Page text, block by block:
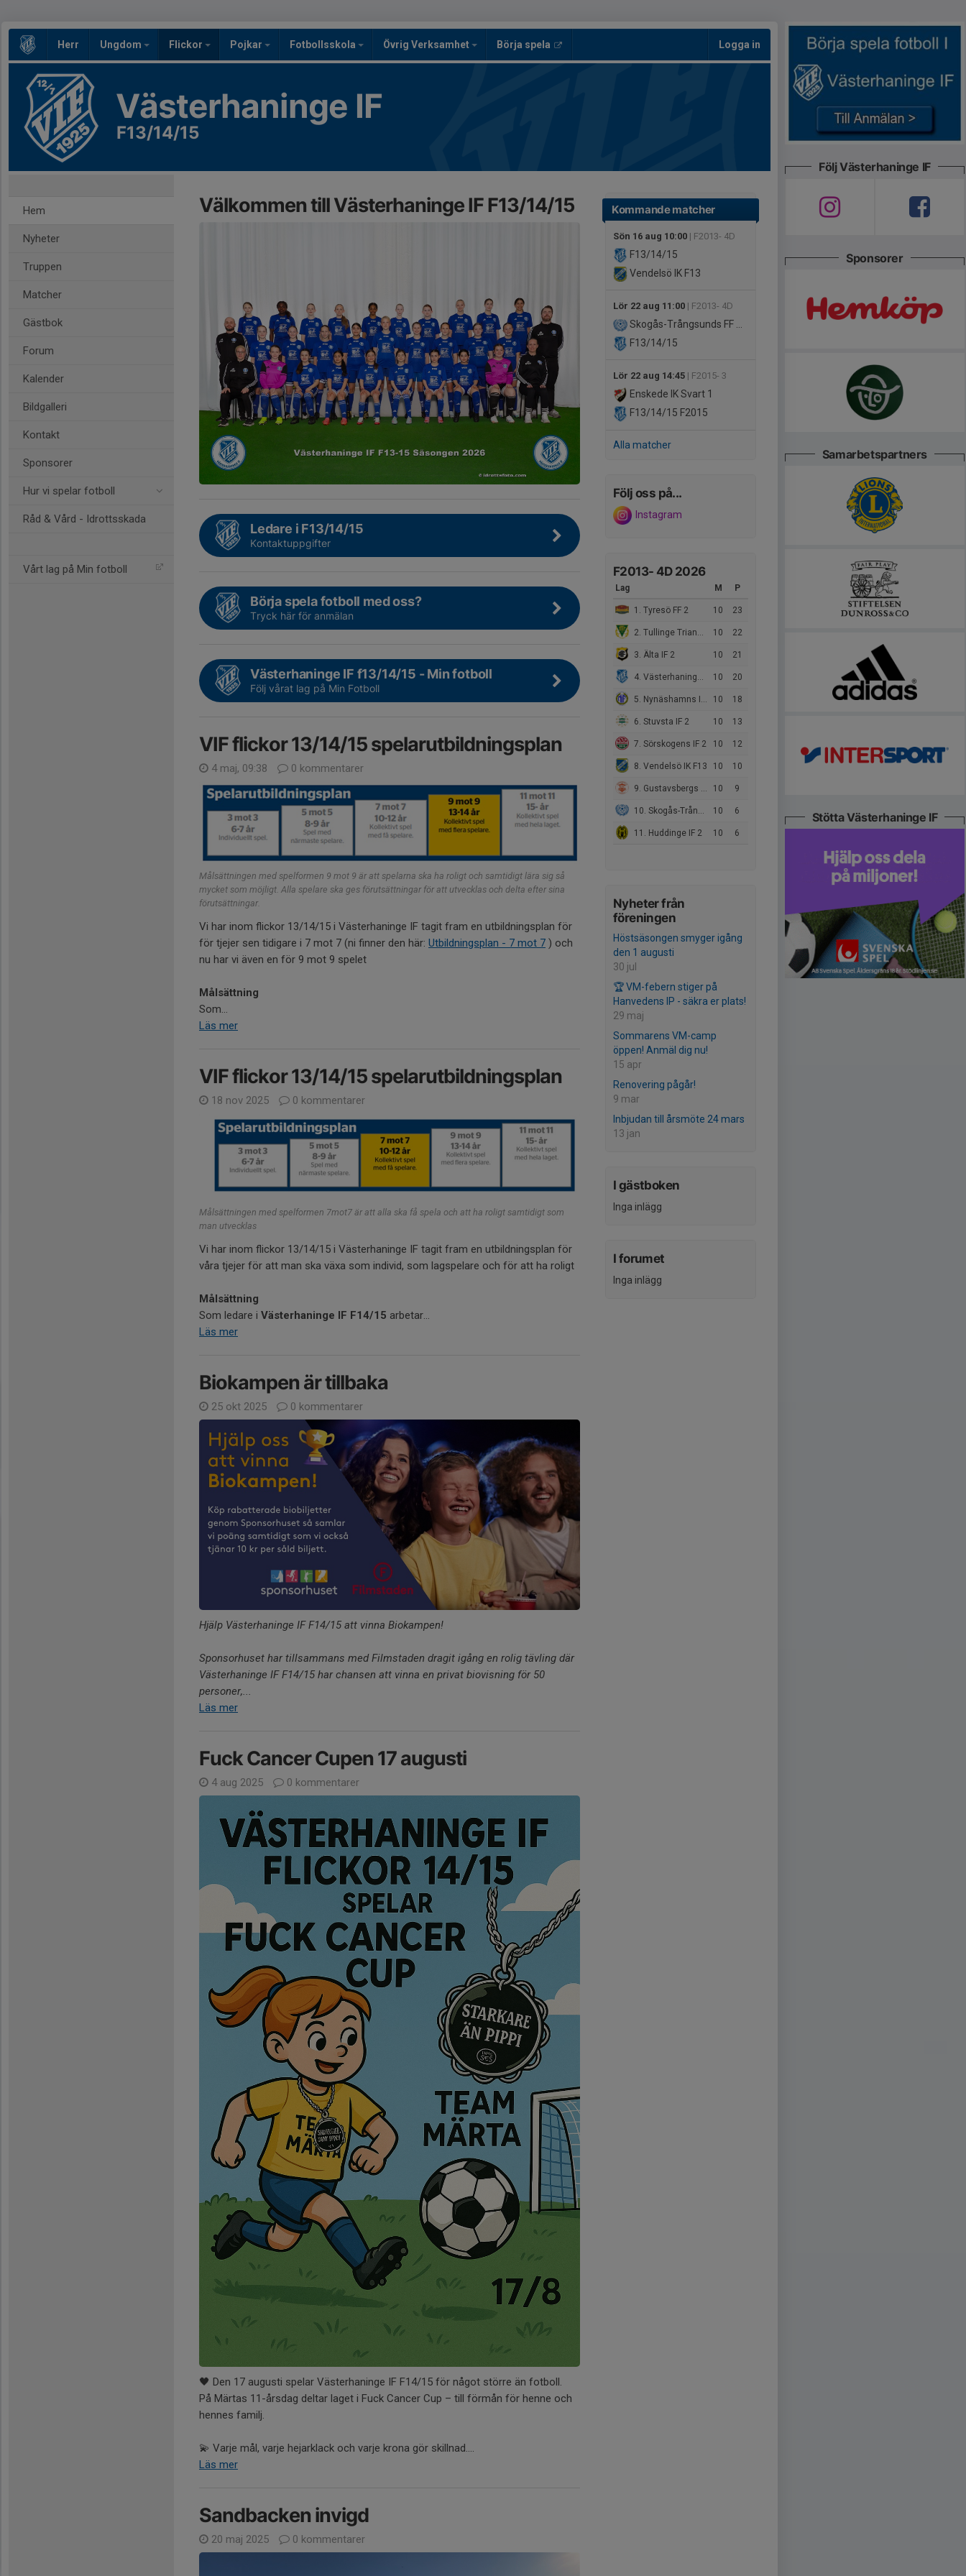
Herr Ungdom Flickor Pojkar Fotbollsskola Övrig Verksamhet Börja spela Logga in
Västerhaninge IF
F13/14/15
Hem
Nyheter
Truppen
Matcher
Gästbok
Forum
Kalender
Bildgalleri
Kontakt
Sponsorer
Hur vi spelar fotboll
Råd & Vård - Idrottsskada
Vårt lag på Min fotboll
Kommande matcher
Sön 16 aug 10:00 | F2013- 4D
F13/14/15
Vendelsö IK F13
Lör 22 aug 11:00 | F2013- 4D
Skogås-Trångsunds FF Röd
F13/14/15
Lör 22 aug 14:45 | F2015- 3
Enskede IK Svart 1
F13/14/15 F2015
Alla matcher
Följ oss på...
Instagram
F2013- 4D 2026
Lag M P
1. Tyresö FF 2 10 23
2. Tullinge Triangel Pojkar FK 2 10 22
3. Älta IF 2 10 21
4. Västerhaninge IF 10 20
5. Nynäshamns IF FK 2 10 18
6. Stuvsta IF 2 10 13
7. Sörskogens IF 2 10 12
8. Vendelsö IK F13 10 10
9. Gustavsbergs IF FK Vit 10 9
10. Skogås-Trångsunds FF Röd 10 6
11. Huddinge IF 2 10 6
Nyheter från
föreningen
Höstsäsongen smyger igång
den 1 augusti
30 jul
🏆 VM-febern stiger på
Hanvedens IP - säkra er plats!
29 maj
Sommarens VM-camp
öppen! Anmäl dig nu!
15 apr
Renovering pågår!
9 mar
Inbjudan till årsmöte 24 mars
13 jan
I gästboken
Inga inlägg
I forumet
Inga inlägg
Välkommen till Västerhaninge IF F13/14/15
Ledare i F13/14/15
Kontaktuppgifter
Börja spela fotboll med oss?
Tryck här för anmälan
Västerhaninge IF f13/14/15 - Min fotboll
Följ vårat lag på Min Fotboll
VIF flickor 13/14/15 spelarutbildningsplan
4 maj, 09:38 0 kommentarer
Målsättningen med spelformen 9 mot 9 är att spelarna ska ha roligt och samtidigt lära sig så
mycket som möjligt. Alla spelare ska ges förutsättningar för att utvecklas och delta efter sina
förutsättningar.
Vi har inom flickor 13/14/15 i Västerhaninge IF tagit fram en utbildningsplan för
för tjejer sen tidigare i 7 mot 7 (ni finner den här: Utbildningsplan - 7 mot 7 ) och
nu har vi även en för 9 mot 9 spelet
Målsättning
Som...
Läs mer
VIF flickor 13/14/15 spelarutbildningsplan
18 nov 2025 0 kommentarer
Målsättningen med spelformen 7mot7 är att alla ska få spela och att ha roligt samtidigt som
man utvecklas
Vi har inom flickor 13/14/15 i Västerhaninge IF tagit fram en utbildningsplan för
våra tjejer för att man ska växa som individ, som lagspelare och för att ha roligt
Målsättning
Som ledare i Västerhaninge IF F14/15 arbetar...
Läs mer
Biokampen är tillbaka
25 okt 2025 0 kommentarer
Hjälp Västerhaninge IF F14/15 att vinna Biokampen!
Sponsorhuset har tillsammans med Filmstaden dragit igång en rolig tävling där
Västerhaninge IF F14/15 har chansen att vinna en privat biovisning för 50
personer,...
Läs mer
Fuck Cancer Cupen 17 augusti
4 aug 2025 0 kommentarer
🖤 Den 17 augusti spelar Västerhaninge IF F14/15 för något större än fotboll.
På Märtas 11-årsdag deltar laget i Fuck Cancer Cup – till förmån för henne och
hennes familj.
💫 Varje mål, varje hejarklack och varje krona gör skillnad....
Läs mer
Sandbacken invigd
20 maj 2025 0 kommentarer
Följ Västerhaninge IF
Sponsorer
Samarbetspartners
Stötta Västerhaninge IF